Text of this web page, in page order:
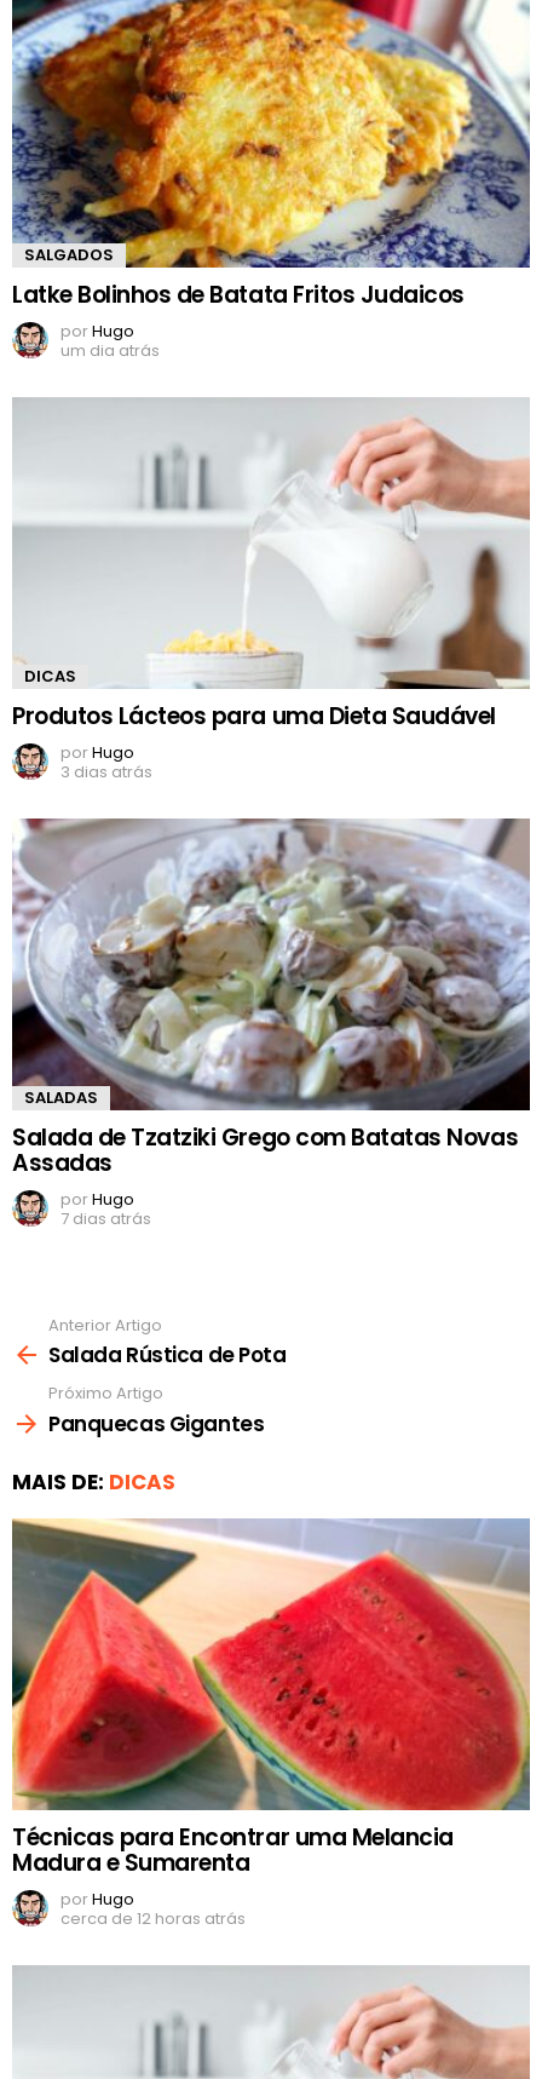
SALGADOS
Latke Bolinhos de Batata Fritos Judaicos
porHugo
um dia atrás
DICAS
Produtos Lácteos para uma Dieta Saudável
porHugo
3 dias atrás
SALADAS
Salada de Tzatziki Grego com Batatas Novas
Assadas
porHugo
7 dias atrás
mais
Anterior Artigo
Salada Rústica de Pota
Próximo Artigo
Panquecas Gigantes
MAIS DE: DICAS
Técnicas para Encontrar uma Melancia
Madura e Sumarenta
porHugo
cerca de 12 horas atrás